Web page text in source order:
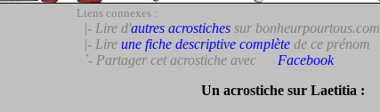
Liens connexes :
|- Lire d'autres acrostichessur bonheurpourtous.com
|- Lire une fiche descriptive complètede ce prénom
`- Partager cet acrostiche avec
Facebook
Un acrostiche sur Laetitia :